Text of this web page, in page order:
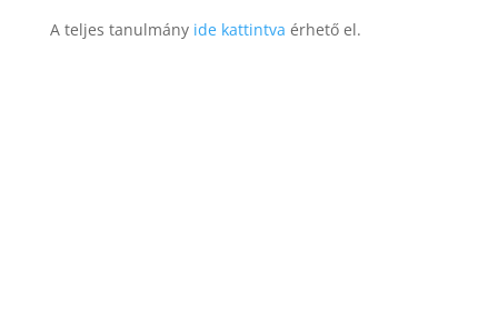
A teljes tanulmány ide kattintva érhető el.